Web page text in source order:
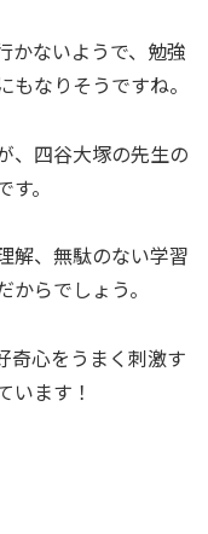
かないようで、勉強
なりそうですね。
、四谷大塚の先生の
。
解、無駄のない学習
らでしょう。
奇心をうまく刺激す
います！